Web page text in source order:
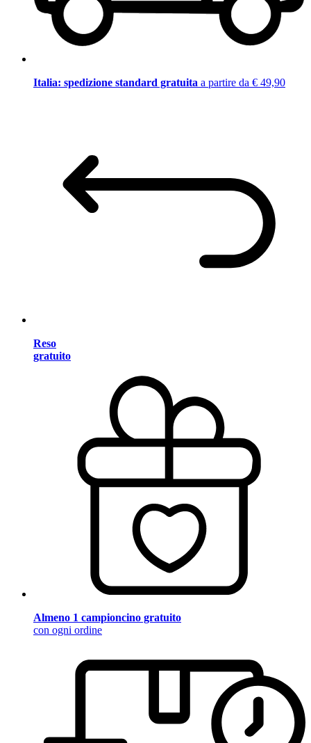
Italia: spedizione standard gratuita a partire da € 49,90
Reso
gratuito
Almeno 1 campioncino gratuito
con ogni ordine